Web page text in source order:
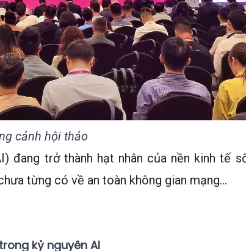
cảnh hội thảo
đang trở thành hạt nhân của nền kinh tế
từng có về an toàn không gian mạng...
kỷ nguyên AI